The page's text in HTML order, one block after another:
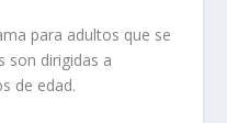
para adultos que se
son dirigidas a
de edad.